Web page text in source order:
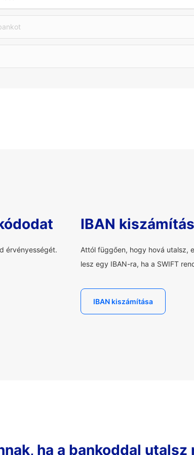
érvényességét.
IBAN
Attól függően, hogy hová utalsz,
lesz egy IBAN-ra, ha a SWIFT
IBAN kiszámítása
ha a bankoddal